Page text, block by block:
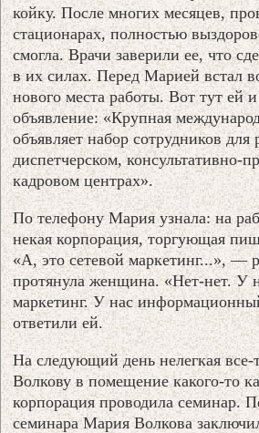
койку. После многих месяцев,
стационарах, полностью
смогла. Врачи заверили ее, что
в их силах. Перед Марией встал
нового места работы. Вот тут ей
объявление: «Крупная
объявляет набор сотрудников
диспетчерском, консультативно-
кадровом центрах».
По телефону Мария узнала: на
некая корпорация, торгующая
«А, это сетевой маркетинг...», —
протянула женщина. «Нет-нет. У
маркетинг. У нас
ответили ей.
На следующий день нелегкая все-
Волкову в помещение какого-то
корпорация проводила семинар.
семинара Мария Волкова